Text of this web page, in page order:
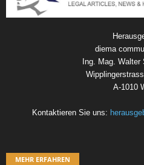
diema
Ing. Mag. Walter
A-1010
Kontaktieren Sie uns:
MEHR ERFAHREN